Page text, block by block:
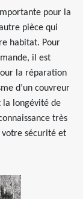
pour la
pièce qui
habitat. Pour
il est
la réparation
d’un couvreur
la longévité de
très
votre sécurité et